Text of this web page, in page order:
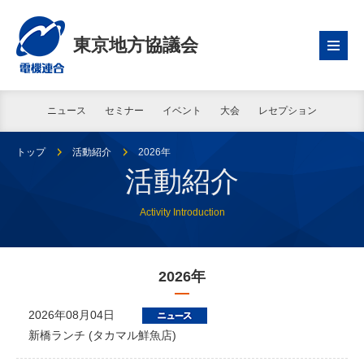
東京地方協議会
ニュース セミナー イベント 大会 レセプション
トップ 活動紹介 2026年
活動紹介
Activity Introduction
2026年
2026年08月04日
新橋ランチ (タカマル鮮魚店)